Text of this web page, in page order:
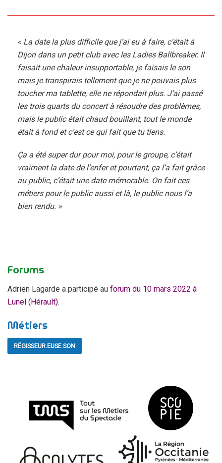
« La date la plus difficile que j’ai eu à faire, c’était à
Dijon dans un petit club avec les Ladies Ballbreaker. Il
faisait une chaleur insupportable, je faisais le son
mais je transpirais tellement que je ne pouvais plus
toucher ma tablette, elle ne répondait plus. J’ai passé
les trois quarts du concert à résoudre des problèmes,
mais le public était chaud bouillant, tout le monde
était à fond et c’est ce qui fait que tu tiens.
Ça a été super dur pour moi, pour le groupe, c’était
vraiment la date de l’enfer et pourtant, ça l’a fait grâce
au public, c’était une date mémorable. On fait ces
métiers pour le public aussi et là, le public nous l’a
bien rendu. »
Forums
Adrien Lagarde a participé au forum du 10 mars 2022 à
Lunel (Hérault).
Métiers
RÉGISSEUR.EUSE SON